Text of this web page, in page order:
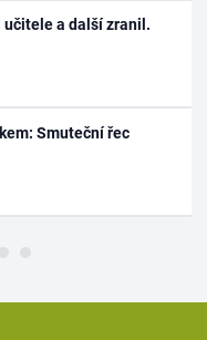
a další zranil.
Smuteční řec